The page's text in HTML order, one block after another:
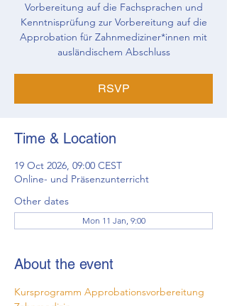
Vorbereitung auf die Fachsprachen und
Kenntnisprüfung zur Vorbereitung auf die
Approbation für Zahnmediziner*innen mit
ausländischem Abschluss
RSVP
Time & Location
19 Oct 2026, 09:00 CEST
Online- und Präsenzunterricht
Other dates
Mon 11 Jan, 9:00
About the event
Kursprogramm Approbationsvorbereitung